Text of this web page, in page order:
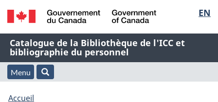
Passer
au
contenu
principal
Passer
à
« À
propos
de
application
Passer
à
la
version
HTML
de
la
EN
/
Government
of
Canada
Nom
de
l'application
Catalogue de la Bibliothèque de l'ICC et
bibliographie du personnel
Menu
et
Menu
Vous
Accueil